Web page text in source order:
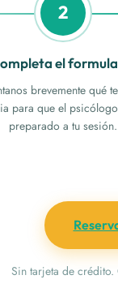
2
el
brevemente qué
para que el
preparado a tu sesión.
Sin tarjeta de